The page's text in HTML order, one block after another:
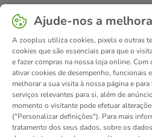
Métodos de pagamento
Política de privacidade
Website
Declaração de acessibilidade
© zooplus SE 2026
Ajude-nos a
A zooplus utiliza cookies, pixels e outras
cookies que são essenciais para que o
e fazer compras na nossa loja online.
ativar cookies de desempenho, funcionais
melhorar a sua visita à nossa página e
serviços relevantes para si, além de
momento o visitante pode efetuar
("Personalizar definições"). Para mais
tratamento dos seus dados, sobre os